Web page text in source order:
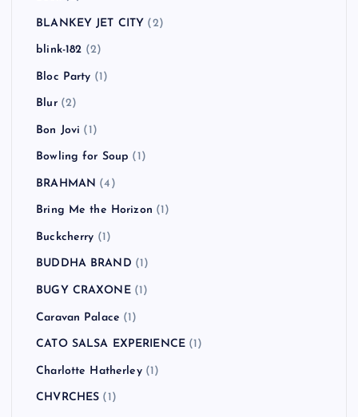
BLANKEY JET CITY (2)
blink-182 (2)
Bloc Party (1)
Blur(2)
Bon Jovi (1)
Bowling for Soup (1)
BRAHMAN (4)
Bring Me the Horizon (1)
Buckcherry (1)
BUDDHA BRAND (1)
BUGY CRAXONE(1)
Caravan Palace (1)
CATO SALSA EXPERIENCE (1)
Charlotte Hatherley(1)
CHVRCHES (1)